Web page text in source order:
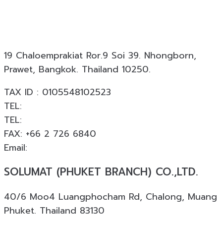
19 Chaloemprakiat Ror.9 Soi 39. Nhongborn,
Prawet, Bangkok. Thailand 10250.
TAX ID : 0105548102523
TEL:
TEL:
FAX: +66 2 726 6840
Email:
SOLUMAT (PHUKET BRANCH) CO.,LTD.
40/6 Moo4 Luangphocham Rd, Chalong, Muang
Phuket. Thailand 83130